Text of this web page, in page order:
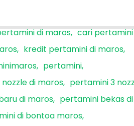
di maros cari
kredit pertamini di maros
pertamini
di maros
pertamini 3
di maros
pertamini bekas
di bontoa maros